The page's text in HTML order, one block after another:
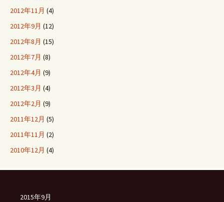
2012年11月 (4)
2012年9月 (12)
2012年8月 (15)
2012年7月 (8)
2012年4月 (9)
2012年3月 (4)
2012年2月 (9)
2011年12月 (5)
2011年11月 (2)
2010年12月 (4)
2015年9月